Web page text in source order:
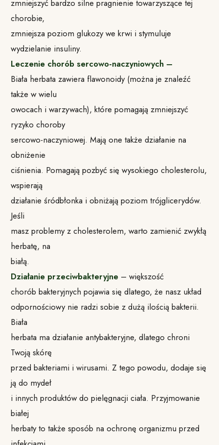
zmniejszyć bardzo silne pragnienie towarzyszące tej
chorobie,
zmniejsza poziom glukozy we krwi i stymuluje
wydzielanie insuliny.
Leczenie chorób sercowo-naczyniowych –
Biała herbata zawiera flawonoidy (można je znaleźć
także w wielu
owocach i warzywach), które pomagają zmniejszyć
ryzyko choroby
sercowo-naczyniowej. Mają one także działanie na
obniżenie
ciśnienia. Pomagają pozbyć się wysokiego cholesterolu,
wspierają
działanie śródbłonka i obniżają poziom trójglicerydów.
Jeśli
masz problemy z cholesterolem, warto zamienić zwykłą
herbatę, na
białą.
Działanie przeciwbakteryjne – większość
chorób bakteryjnych pojawia się dlatego, że nasz układ
odpornościowy nie radzi sobie z dużą ilością bakterii.
Biała
herbata ma działanie antybakteryjne, dlatego chroni
Twoją skórę
przed bakteriami i wirusami. Z tego powodu, dodaje się
ją do mydeł
i innych produktów do pielęgnacji ciała. Przyjmowanie
białej
herbaty to także sposób na ochronę organizmu przed